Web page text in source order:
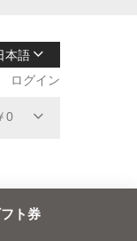
本語
ログイン
0
ト券